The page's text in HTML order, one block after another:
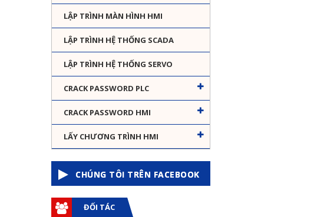
LẬP TRÌNH MÀN HÌNH HMI
LẬP TRÌNH HỆ THỐNG SCADA
LẬP TRÌNH HỆ THỐNG SERVO
CRACK PASSWORD PLC
CRACK PASSWORD HMI
LẤY CHƯƠNG TRÌNH HMI
CHÚNG TÔI TRÊN FACEBOOK
ĐỐI TÁC